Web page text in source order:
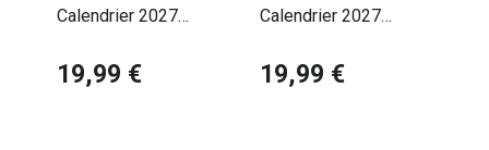
Calendrier 2027
Chenal Ostréicole
19,99 €
Calendrier 2027
Fort Boyard
19,99 €